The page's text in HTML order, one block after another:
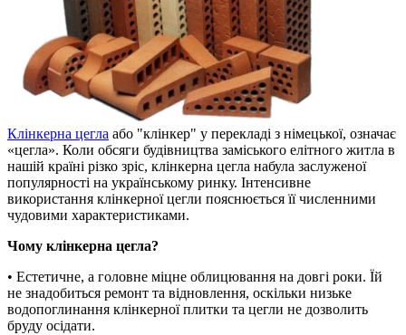
Клінкерна цегла або "клінкер" у перекладі з німецької, означає
«цегла». Коли обсяги будівництва заміського елітного житла в
нашій країні різко зріс, клінкерна цегла набула заслуженої
популярності на українському ринку. Інтенсивне
використання клінкерної цегли пояснюється її численними
чудовими характеристиками.
Чому клінкерна цегла?
• Естетичне, а головне міцне облицювання на довгі роки. Їй
не знадобиться ремонт та відновлення, оскільки низьке
водопоглинання клінкерної плитки та цегли не дозволить
бруду осідати.